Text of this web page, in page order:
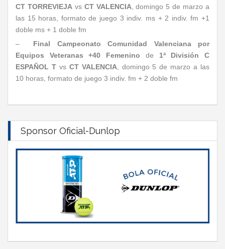
CT TORREVIEJAvs CT VALENCIA, domingo 5 de marzo a
las 15 horas, formato de juego 3 indiv. ms + 2 indiv. fm +1
doble ms + 1 doble fm
– Final Campeonato Comunidad Valenciana por
Equipos Veteranas +40 Femenino de 1ª División
C
ESPAÑOL Tvs CT VALENCIA, domingo 5 de marzo a las
10 horas, formato de juego 3 indiv. fm + 2 doble fm
Sponsor Oficial-Dunlop